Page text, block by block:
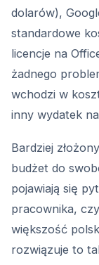
dolarów),
standardowe
licencje na
żadnego
wchodzi w
inny wydatek
Bardziej
budżet do
pojawiają się
pracownika,
większość
rozwiązuje to